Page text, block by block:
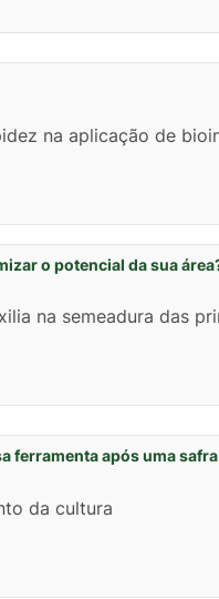
na aplicação de
o potencial da sua
na semeadura das
ferramenta após uma
da cultura